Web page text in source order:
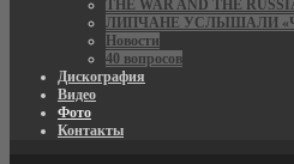
THE WAR AND THE
ЛИПЧАНЕ УСЛЫШАЛИ
Новости
40 вопросов
Дискография
Видео
Фото
Контакты